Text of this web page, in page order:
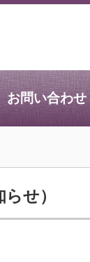
お問い合わせ
せ）